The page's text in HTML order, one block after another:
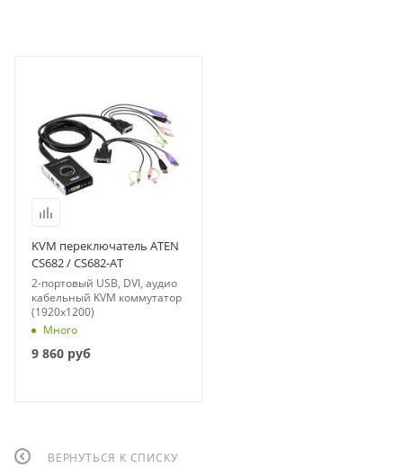
KVM переключатель ATEN
CS682 / CS682-AT
2-портовый USB, DVI, аудио
кабельный KVM коммутатор
(1920x1200)
Много
9 860 руб
ВЕРНУТЬСЯ К СПИСКУ